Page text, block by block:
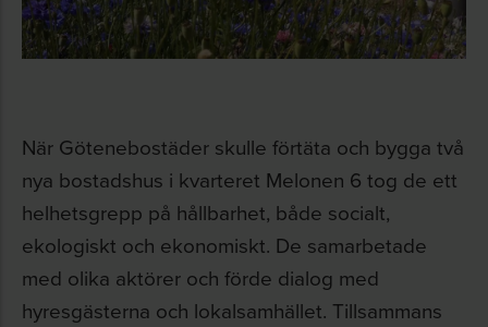
När Götenebostäder skulle förtäta och bygga två
nya bostadshus i kvarteret Melonen 6 tog de ett
helhetsgrepp på hållbarhet, både socialt,
ekologiskt och ekonomiskt. De samarbetade
med olika aktörer och förde dialog med
hyresgästerna och lokalsamhället. Tillsammans